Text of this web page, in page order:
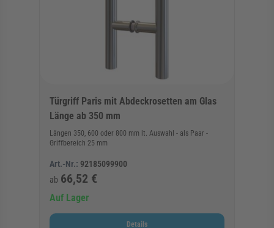
Türgriff Paris mit Abdeckrosetten am Glas
Länge ab 350 mm
Längen 350, 600 oder 800 mm lt. Auswahl - als Paar -
Griffbereich 25 mm
Art.-Nr.: 92185099900
ab 66,52 €
Auf Lager
Details